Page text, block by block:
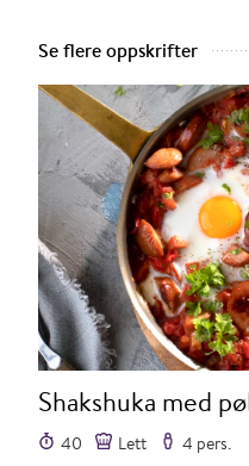
Se flere oppskrifter
Shakshuka med
40 Lett 4 pers.